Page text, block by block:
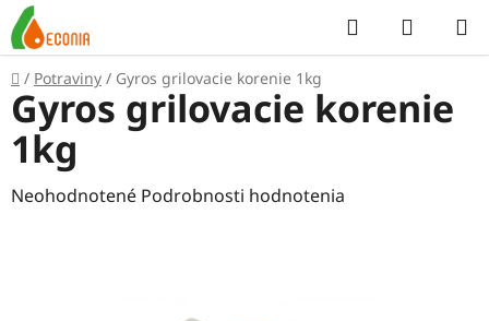
Prejsť
na
obsah
Hľadať
KOŠÍK
Domov
/ Potraviny / Gyros grilovacie korenie 1kg
Gyros grilovacie korenie
1kg
Priemerné
Neohodnotené Podrobnosti hodnotenia